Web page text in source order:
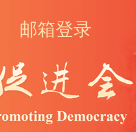
邮箱登录